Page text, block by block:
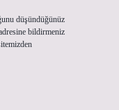
düşündüğünüz
bildirmeniz